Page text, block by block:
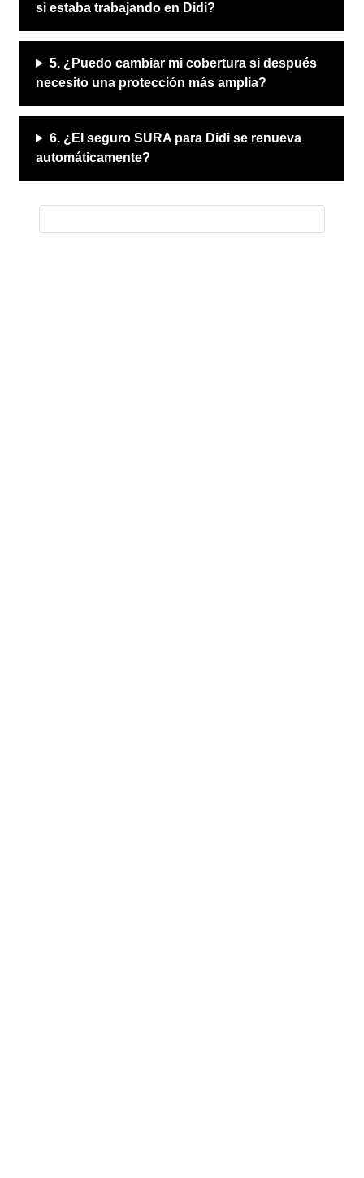
si estaba trabajando en Didi?
5. ¿Puedo cambiar mi cobertura si después
necesito una protección más amplia?
6. ¿El seguro SURA para Didi se renueva
automáticamente?